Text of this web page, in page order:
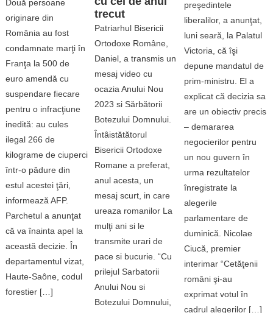
Două persoane
originare din
România au fost
condamnate marţi în
Franţa la 500 de
euro amendă cu
suspendare fiecare
pentru o infracţiune
inedită: au cules
ilegal 266 de
kilograme de ciuperci
într-o pădure din
estul acestei ţări,
informează AFP.
Parchetul a anunţat
că va înainta apel la
această decizie. În
departamentul vizat,
Haute-Saône, codul
forestier […]
trecut
Patriarhul Bisericii
Ortodoxe Române,
Daniel, a transmis un
mesaj video cu
ocazia Anului Nou
2023 si Sărbătorii
Botezului Domnului.
Întâistătătorul
Bisericii Ortodoxe
Romane a preferat,
anul acesta, un
mesaj scurt, in care
ureaza romanilor La
mulţi ani si le
transmite urari de
pace si bucurie. “Cu
prilejul Sarbatorii
Anului Nou si
Botezului Domnului,
preşedintele
liberalilor, a anunţat,
luni seară, la Palatul
Victoria, că îşi
depune mandatul de
prim-ministru. El a
explicat că decizia sa
are un obiectiv precis
– demararea
negocierilor pentru
un nou guvern în
urma rezultatelor
înregistrate la
alegerile
parlamentare de
duminică. Nicolae
Ciucă, premier
interimar “Cetăţenii
români şi-au
exprimat votul în
cadrul alegerilor […]